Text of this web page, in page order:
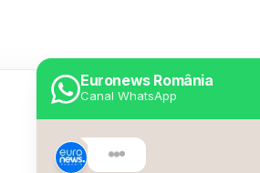
Euronews România
Canal WhatsApp
Despre Euronews